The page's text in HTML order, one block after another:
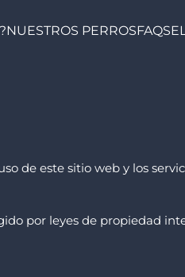
NUESTROS PERROSFAQS
de este sitio web y los
por leyes de propiedad